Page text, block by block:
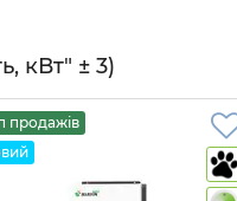
кВт" ± 3)
продажів